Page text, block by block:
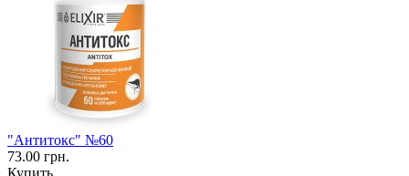
"Антитокс" №60
73.00 грн.
Купить